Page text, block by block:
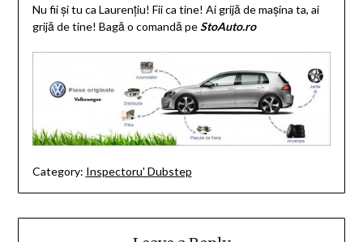
Nu fii și tu ca Laurențiu! Fii ca tine! Ai grijă de mașina ta, ai
grijă de tine! Bagă o comandă peStoAuto.ro
Category: Inspectoru' Dubstep